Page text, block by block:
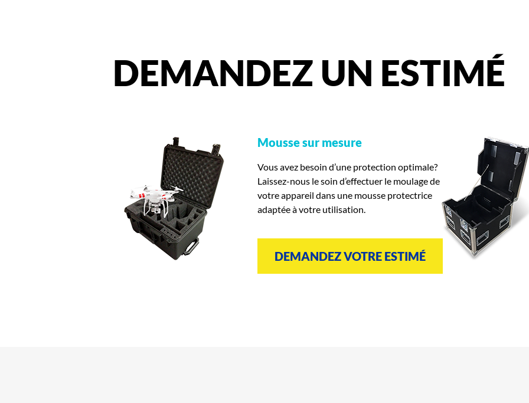
DEMANDEZ UN ESTIMÉ
Mousse sur mesure
Vous avez besoin d’une protection optimale?
Laissez-nous le soin d’effectuer le moulage de
votre appareil dans une mousse protectrice
adaptée à votre utilisation.
DEMANDEZ VOTRE ESTIMÉ